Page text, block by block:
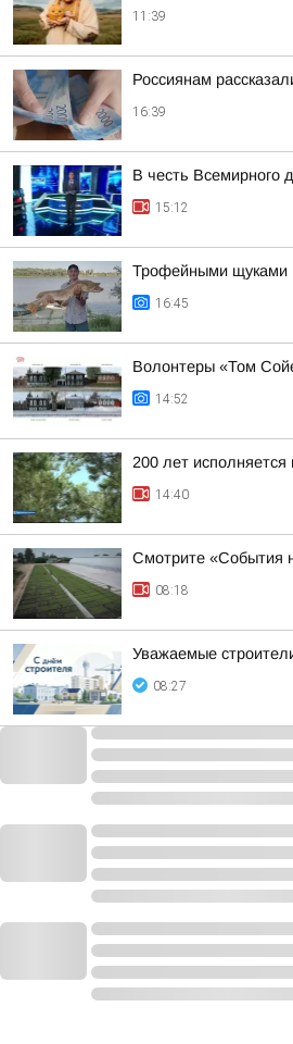
11:39
Россиянам
16:39
В честь Всемирного
15:12
Трофейными щуками
16:45
Волонтеры «Том
14:52
200 лет
14:40
Смотрите «События
08:18
Уважаемые
08:27